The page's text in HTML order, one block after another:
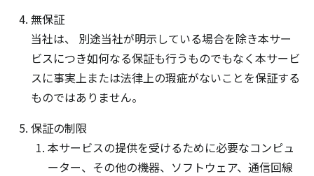
無保証
当社は、 別途当社が明示している場合を除き本サー
ビスにつき如何なる保証も行うものでもなく本サービ
スに事実上または法律上の瑕疵がないことを保証する
ものではありません。
保証の制限
本サービスの提供を受けるために必要なコンピュ
ーター、その他の機器、ソフトウェア、通信回線